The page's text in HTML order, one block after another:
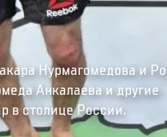
Нурмагомедова и
Анкалаева и другие
в столице России.